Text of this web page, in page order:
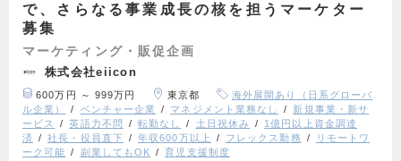
で、さらなる事業成長の核を担うマーケター
募集
マーケティング・販促企画
株式会社eiicon
600万円 ～ 999万円 東京都
海外展開あり（日系グローバ
ル企業）
ベンチャー企業 マネジメント業務なし
新規事業・新サ
ービス
英語力不問 転勤なし 土日祝休み
1億円以上資金調達
済
社長・役員直下 年収600万以上 フレックス勤務
リモートワ
ーク可能
副業してもOK 育児支援制度